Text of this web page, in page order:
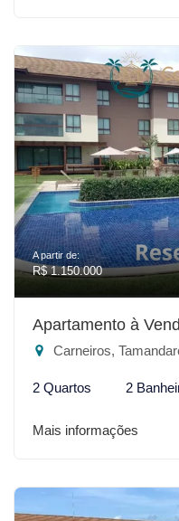
A partir de:
R$ 1.150.000
Apartamento à
Carneiros,
2 Quartos 2
Mais informações